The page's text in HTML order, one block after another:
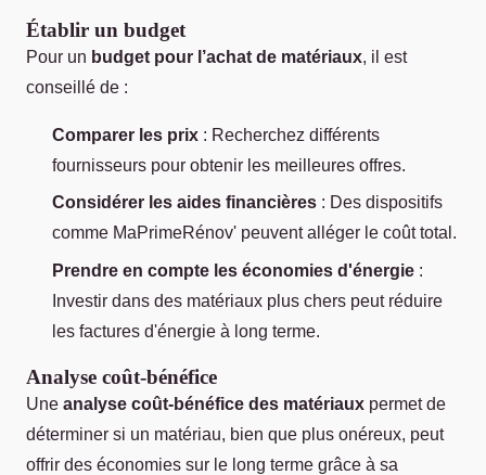
Établir un budget
Pour un budget pour l’achat de matériaux, il est
conseillé de :
Comparer les prix : Recherchez différents
fournisseurs pour obtenir les meilleures offres.
Considérer les aides financières : Des dispositifs
comme MaPrimeRénov' peuvent alléger le coût total.
Prendre en compte les économies d'énergie :
Investir dans des matériaux plus chers peut réduire
les factures d'énergie à long terme.
Analyse coût-bénéfice
Une analyse coût-bénéfice des matériaux permet de
déterminer si un matériau, bien que plus onéreux, peut
offrir des économies sur le long terme grâce à sa